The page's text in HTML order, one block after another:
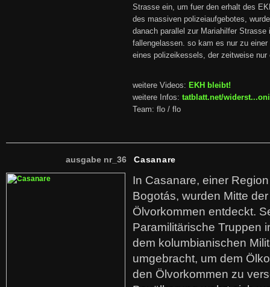
Strasse ein, um fuer den erhalt des
des massiven polizeiaufgebotes,
danach parallel zur Mariahilfer
fallengelassen. so kam es nur zu einer
eines polizeikessels, der zeitweise
weitere Videos: EKH bleibt!
weitere Infos: tatblatt.net/
Team: flo / flo
ausgabe nr_36 Casanare
In Casanare, einer
Bogotás, wurden Mitte
Ölvorkommen entdeckt.
Paramilitärische Truppen
dem kolumbianischen
umgebracht, um dem
den Ölvorkommen zu